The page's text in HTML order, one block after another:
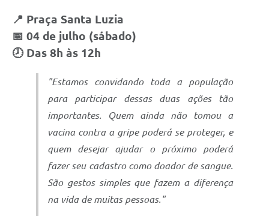
📍 Praça Santa Luzia
📅 04 de julho (sábado)
🕗 Das 8h às 12h
"Estamos convidando toda a população
para participar dessas duas ações tão
importantes. Quem ainda não tomou a
vacina contra a gripe poderá se proteger, e
quem desejar ajudar o próximo poderá
fazer seu cadastro como doador de sangue.
São gestos simples que fazem a diferença
na vida de muitas pessoas."